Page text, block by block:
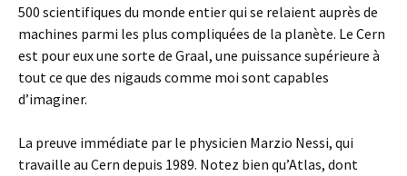
500 scientifiques du monde entier qui se relaient auprès de
machines parmi les plus compliquées de la planète. Le Cern
est pour eux une sorte de Graal, une puissance supérieure à
tout ce que des nigauds comme moi sont capables
d’imaginer.
La preuve immédiate par le physicien Marzio Nessi, qui
travaille au Cern depuis 1989. Notez bien qu’Atlas, dont